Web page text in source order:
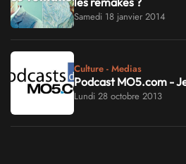
Samedi 18 janvier 2014
Culture - Medias
Podcast MO5.com -
Lundi 28 octobre 2013